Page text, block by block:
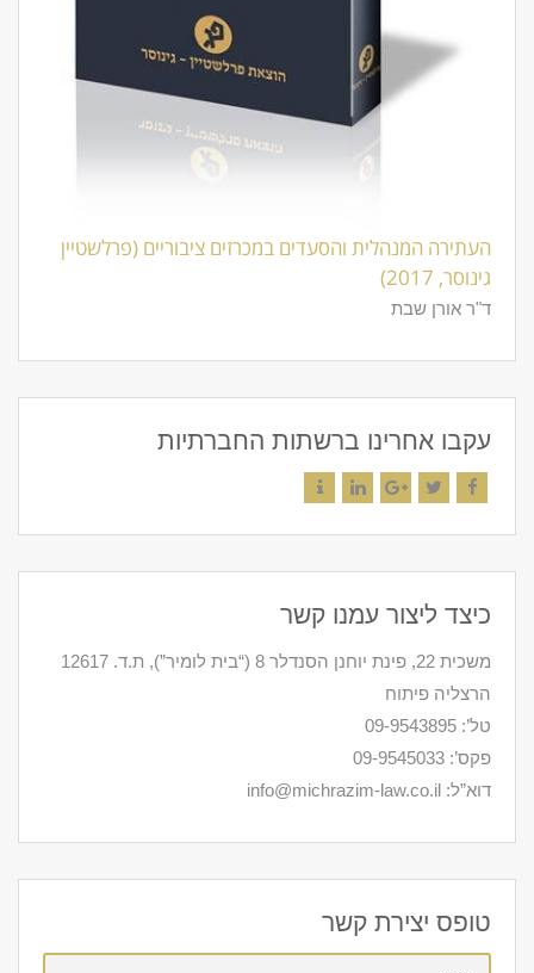
העתירה המנהלית והסעדים במכרזים ציבוריים (פרלשטיין
גינוסר, 2017)
ד"ר אורן שבת
עקבו אחרינו ברשתות החברתיות
כיצד ליצור עמנו קשר
משכית 22, פינת יוחנן הסנדלר 8 (“בית לומיר”), ת.ד. 12617
הרצליה פיתוח
טל’: 09-9543895
פקס’: 09-9545033
דוא”ל: info@michrazim-law.co.il
טופס יצירת קשר
שם: